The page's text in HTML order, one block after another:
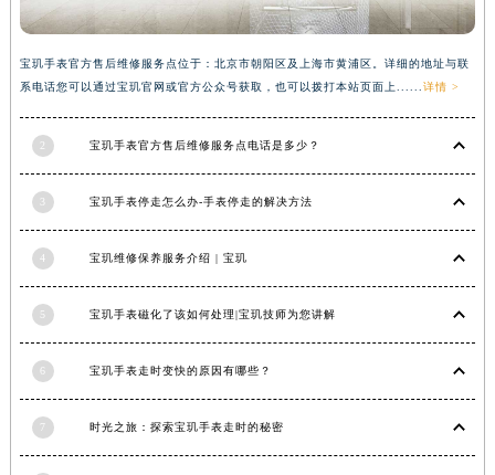
台湾省台南市中西区国华街宝玑售后服务中心（需提前预约）
台湾省基隆市仁爱区仁三路宝玑售后服务中心（需提前预约）
辽宁省大连市中山区人民路15号国际金融大厦7层G室宝玑售后服务中心（需提前预约）
宝玑手表官方售后维修服务点位于：北京市朝阳区及上海市黄浦区。详细的地址与联
系电话您可以通过宝玑官网或官方公众号获取，也可以拨打本站页面上...... 详情 >
2 宝玑手表官方售后维修服务点电话是多少？
3 宝玑手表停走怎么办-手表停走的解决方法
4 宝玑维修保养服务介绍 | 宝玑
5 宝玑手表磁化了该如何处理|宝玑技师为您讲解
6 宝玑手表走时变快的原因有哪些？
7 时光之旅：探索宝玑手表走时的秘密